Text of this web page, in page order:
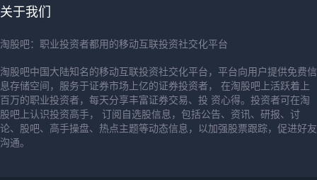
关于我们
淘股吧：职业投资者都用的移动互联投资社交化平台
淘股吧中国大陆知名的移动互联投资社交化平台，平台向用户提供免费信
息存储空间，服务于证券市场上亿的证券投资者， 在淘股吧上活跃着上
百万的职业投资者，每天分享丰富证券交易、投 资心得。投资者可在淘
股吧上认识投资高手， 订阅自选股信息，包括公告、资讯、研报、讨
论、股吧、高手操盘、热点主题等动态信息，以加强股票跟踪，促进好友
沟通。